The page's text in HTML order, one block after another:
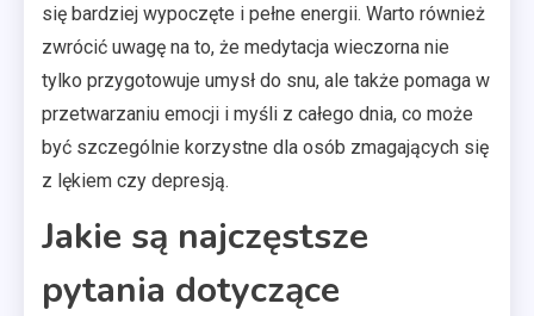
się bardziej wypoczęte i pełne energii. Warto również
zwrócić uwagę na to, że medytacja wieczorna nie
tylko przygotowuje umysł do snu, ale także pomaga w
przetwarzaniu emocji i myśli z całego dnia, co może
być szczególnie korzystne dla osób zmagających się
z lękiem czy depresją.
Jakie są najczęstsze
pytania dotyczące